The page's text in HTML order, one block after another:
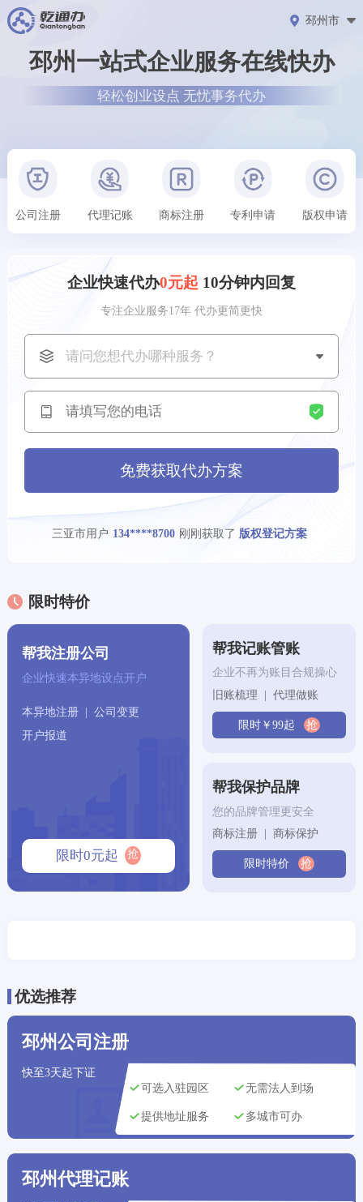
邳州市
邳州一站式企业服务在线快办
轻松创业设点 无忧事务代办
公司注册 代理记账 商标注册 专利申请 版权申请
企业快速代办0元起 10分钟内回复
专注企业服务17年 代办更简更快
免费获取代办方案
‌贵阳市‌用户 196****3899 刚刚获取了 代理记账方案
昆明市用户 152****8122
西安市用户 161****4211 刚刚获取了 代理记账方案
刚刚获取了 版权登记方案
昆明市用户
刚刚获取了 版权登记方案
天津市用户 133****8067 刚刚获取了 公司注册方案
沈阳市用户 159****8466 刚刚获取了 版权登记方案
刚刚获取了 代理记账方案
刚刚获取了 代理记账方案
武汉市用户 153****0909 刚刚获取了 版权登记方案
武汉市用户
‌贵阳市‌用户 140****4636 刚刚获取了 版权登记方案
198****9351
南京市用户 188****7668 刚刚获取了 公司注册方案
昆明市用户 187****8135
限时特价
帮我注册公司
企业快速本异地设点开户
本异地注册 | 公司变更
开户报道
限时0元起 抢
帮我记账管账
企业不再为账目合规操心
旧账梳理 | 代理做账
限时￥99起 抢
帮我保护品牌
您的品牌管理更安全
商标注册 | 商标保护
限时特价 抢
优选推荐
邳州公司注册
快至3天起下证
可选入驻园区
无需法人到场
提供地址服务 多城市可办
邳州代理记账